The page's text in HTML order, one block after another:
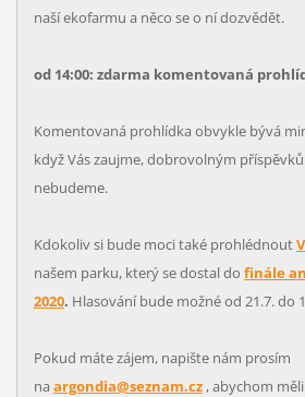
naší ekofarmu a něco se o ní dozvědět.
od 14:00: zdarma komentovaná
Komentovaná prohlídka obvykle bývá
když Vás zaujme, dobrovolným
nebudeme.
Kdokoliv si bude moci také prohlédnout
našem parku, který se dostal do finále
2020. Hlasování bude možné od 21.7. do
Pokud máte zájem, napište nám prosím
na argondia@seznam.cz, abychom